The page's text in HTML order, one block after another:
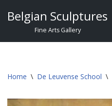
Belgian Sculptures
Fine Arts Gallery
Home \ De Leuvense School \